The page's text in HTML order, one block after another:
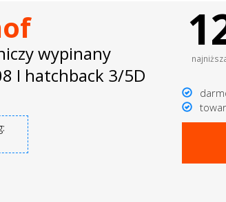
wypinany
I hatchback 3/5D